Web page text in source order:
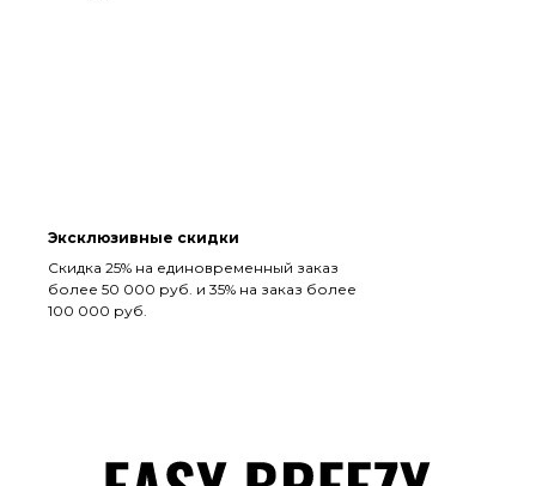
Эксклюзивные скидки
Скидка 25% на единовременный заказ
более 50 000 руб. и 35% на заказ более
100 000 руб.